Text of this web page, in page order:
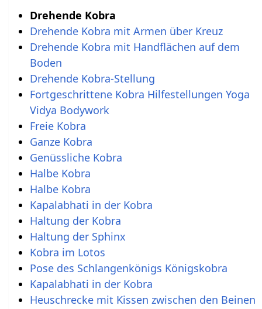
Drehende Kobra
Drehende Kobra mit Armen über Kreuz
Drehende Kobra mit Handflächen auf dem
Boden
Drehende Kobra-Stellung
Fortgeschrittene Kobra Hilfestellungen Yoga
Vidya Bodywork
Freie Kobra
Ganze Kobra
Genüssliche Kobra
Halbe Kobra
Halbe Kobra
Kapalabhati in der Kobra
Haltung der Kobra
Haltung der Sphinx
Kobra im Lotos
Pose des Schlangenkönigs Königskobra
Kapalabhati in der Kobra
Heuschrecke mit Kissen zwischen den Beinen